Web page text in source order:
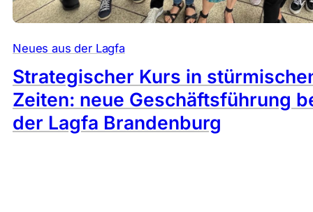
Neues aus der Lagfa
Strategischer Kurs in
Zeiten: neue Geschäftsführung
der Lagfa Brandenburg